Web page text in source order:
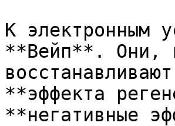
К электронным
**Вейп**. Они,
**эффекта
**негативные